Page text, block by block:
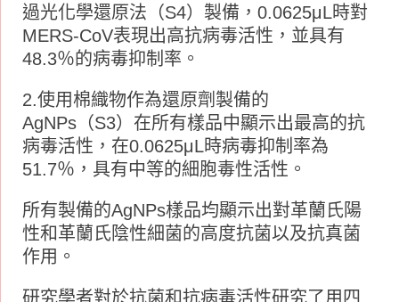
過光化學還原法（S4）製備，0.0625μL時對
MERS-CoV表現出高抗病毒活性，並具有
48.3％的病毒抑制率。
2.使用棉織物作為還原劑製備的
AgNPs（S3）在所有樣品中顯示出最高的抗
病毒活性，在0.0625μL時病毒抑制率為
51.7％，具有中等的細胞毒性活性。
所有製備的AgNPs樣品均顯示出對革蘭氏陽
性和革蘭氏陰性細菌的高度抗菌以及抗真菌
作用。
研究學者對於抗菌和抗病毒活性研究了用四